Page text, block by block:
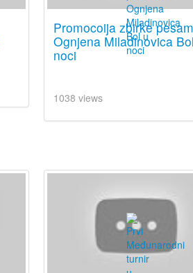
Promocoija zbirke
Ognjena Miladinovica
noci
1038 views